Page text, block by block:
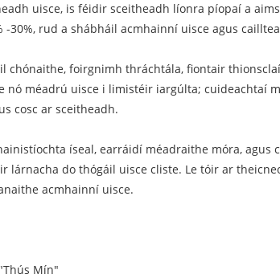
​​uisce, is féidir sceitheadh ​​líonra píopaí a
rud a shábháil acmhainní uisce agus
foirgnimh thráchtála, fiontair
méadrú uisce i limistéir iargúlta; cuideachtaí
cosc ​​ar sceitheadh.
íseal, earráidí méadraithe móra, agus
do thógáil uisce cliste. Le tóir ar
acmhainní uisce.
Mín"